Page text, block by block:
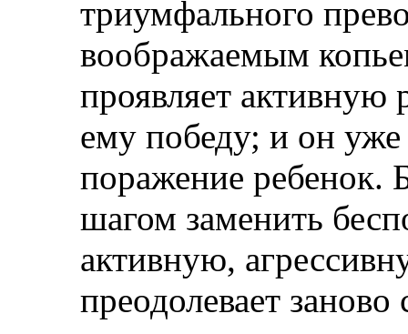
триумфального
воображаемым
проявляет активную
ему победу; и он
поражение ребенок.
шагом заменить
активную,
преодолевает